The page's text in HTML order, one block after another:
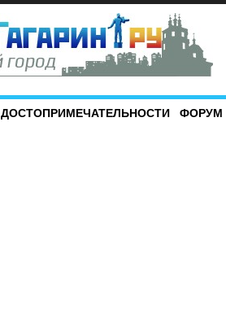
ДОСТОПРИМЕЧАТЕЛЬНОСТИ ФОРУМ